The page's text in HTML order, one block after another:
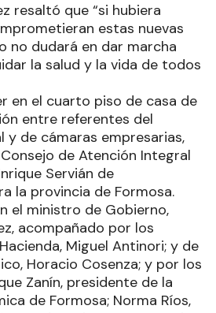
resaltó que “si hubiera
estas nuevas
no dudará en dar marcha
la salud y la vida de todos
en el cuarto piso de casa de
entre referentes del
y de cámaras empresarias,
de Atención Integral
Servián de
la provincia de Formosa.
el ministro de Gobierno,
acompañado por los
Miguel Antinori; y de
Horacio Cosenza; y por los
Zanín, presidente de la
de Formosa; Norma Ríos,